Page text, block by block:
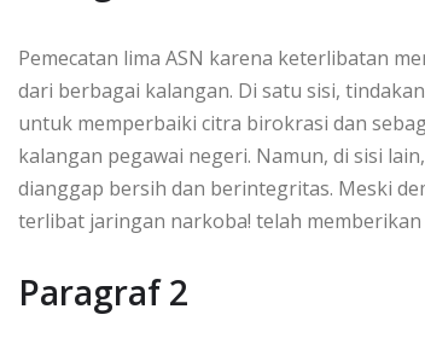
Pemecatan lima ASN karena keterlibatan
dari berbagai kalangan. Di satu sisi,
untuk memperbaiki citra birokrasi dan
kalangan pegawai negeri. Namun, di sisi
dianggap bersih dan berintegritas. Meski
terlibat jaringan narkoba! telah
Paragraf 2